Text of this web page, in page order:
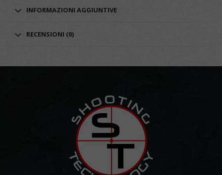
INFORMAZIONI AGGIUNTIVE
RECENSIONI (0)